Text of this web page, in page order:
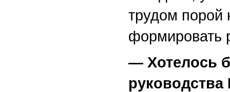
трудом порой
формировать
— Хотелось